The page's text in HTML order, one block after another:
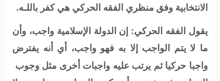
الانتخابية وفق منظري الفقه الحركي هي كفر باللـه.
يقول الفقه الحركي: إن الدولة الإسلامية واجب، وأن
ما لا يتم الواجب إلا به فهو واجب، أي أنه يفترض
واجبا حركيا ثم يرتب عليه واجبات أخرى مثل وجوب